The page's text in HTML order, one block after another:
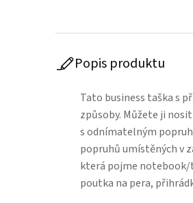
Popis produktu
Tato business taška s
způsoby. Můžete ji
s odnímatelným
popruhů umístěných v
která pojme notebook/
poutka na pera,